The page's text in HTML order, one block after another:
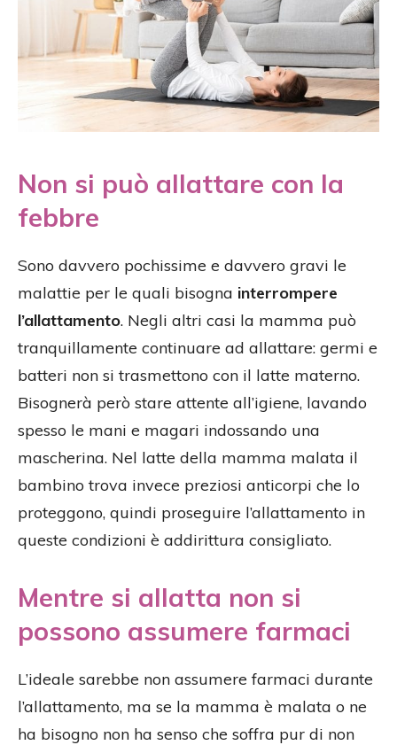
Non si può allattare con la
febbre
Sono davvero pochissime e davvero gravi le
malattie per le quali bisogna interrompere
l’allattamento. Negli altri casi la mamma può
tranquillamente continuare ad allattare: germi e
batteri non si trasmettono con il latte materno.
Bisognerà però stare attente all’igiene, lavando
spesso le mani e magari indossando una
mascherina. Nel latte della mamma malata il
bambino trova invece preziosi anticorpi che lo
proteggono, quindi proseguire l’allattamento in
queste condizioni è addirittura consigliato.
Mentre si allatta non si
possono assumere farmaci
L’ideale sarebbe non assumere farmaci durante
l’allattamento, ma se la mamma è malata o ne
ha bisogno non ha senso che soffra pur di non